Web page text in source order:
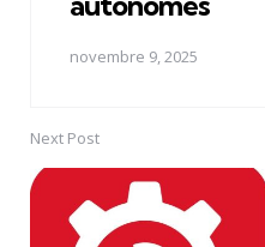
novembre 9, 2025
Next Post